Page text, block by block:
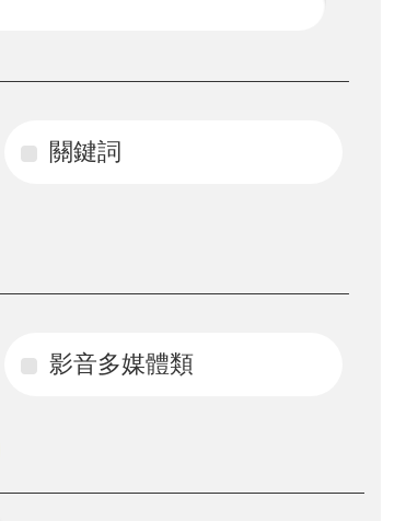
關鍵詞
影音多媒體類